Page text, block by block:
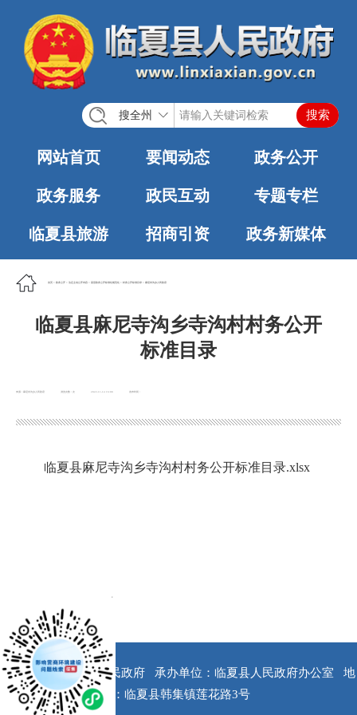
搜全州
网站首页 要闻动态 政务公开
政务服务 政民互动 专题专栏
临夏县旅游 招商引资 政务新媒体
首页 政务公开 法定主动公开内容 基层政务公开标准化规范化 村务公开标准目录 麻尼寺沟乡人民政府
临夏县麻尼寺沟乡寺沟村村务公开
标准目录
来源：麻尼寺沟乡人民政府 浏览次数： 发布时间：
2022-11-14 16:08
临夏县麻尼寺沟乡寺沟村村务公开标准目录.xlsx
版权所有：临夏县人民政府 承办单位：临夏县人民政府办公室
地
址：临夏县韩集镇莲花路3号
x